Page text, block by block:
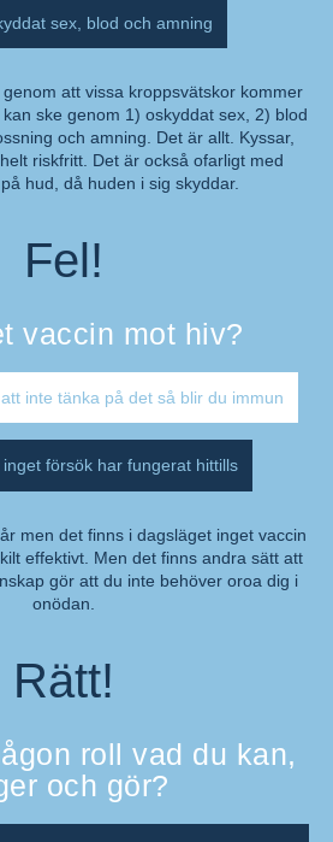
sex, blod och amning
att vissa kroppsvätskor kommer
ske genom 1) oskyddat sex, 2) blod
och amning. Det är allt. Kyssar,
riskfritt. Det är också ofarligt med
hud, då huden i sig skyddar.
Fel!
vaccin mot hiv?
inte tänka på det så blir du immun
försök har fungerat hittills
men det finns i dagsläget inget vaccin
effektivt. Men det finns andra sätt att
gör att du inte behöver oroa dig i
onödan.
Rätt!
roll vad du kan,
och gör?